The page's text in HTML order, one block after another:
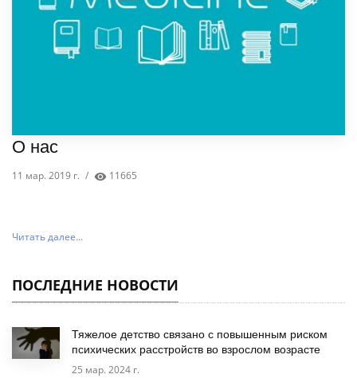
О нас
11 мар. 2019 г. / 11665
Читать далее...
ПОСЛЕДНИЕ НОВОСТИ
Тяжелое детство связано с повышенным риском
психических расстройств во взрослом возрасте
25 мар. 2024 г.